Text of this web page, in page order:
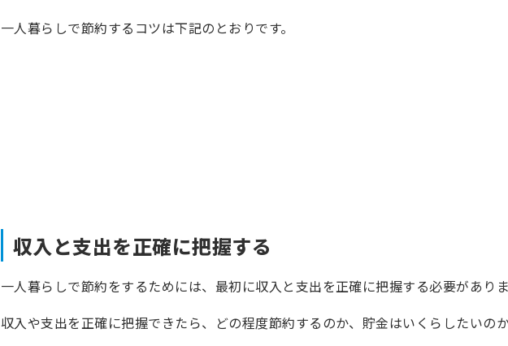
一人暮らしで節約するコツは下記のとおりです。
収入と支出を正確に把握する
一人暮らしで節約をするためには、最初に収入と支出を正確に把握する必要があり
収入や支出を正確に把握できたら、どの程度節約するのか、貯金はいくらしたいの